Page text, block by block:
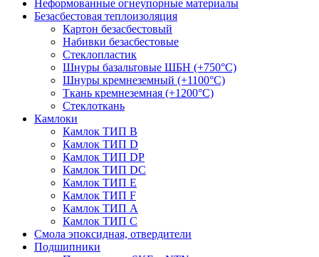
Неформованные огнеупорные материалы
Безасбестовая теплоизоляция
Картон безасбестовый
Набивки безасбестовые
Стеклопластик
Шнуры базальтовые ШБН (+750°С)
Шнуры кремнеземный (+1100°С)
Ткань кремнеземная (+1200°С)
Стеклоткань
Камлоки
Камлок ТИП B
Камлок ТИП D
Камлок ТИП DP
Камлок ТИП DС
Камлок ТИП E
Камлок ТИП F
Камлок ТИП А
Камлок ТИП С
Смола эпоксидная, отвердители
Подшипники